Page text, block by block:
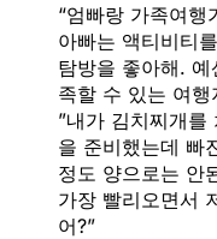
“엄빠랑 가족여
아빠는 액티비티
탐방을 좋아해.
족할 수 있는 여
”내가 김치찌개
을 준비했는데 빠
정도 양으로는 안
가장 빨리오면서
어?”